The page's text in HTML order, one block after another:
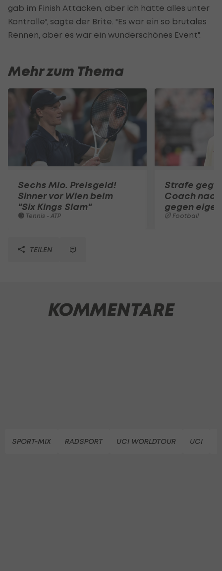
gab im Finish Attacken, aber ich hatte alles unter
Kontrolle", sagte der Brite. "Es war ein so brutales
Rennen, aber es war ein wunderschönes Event".
Mehr zum Thema
Sechs Mio. Preisgeld!
Sinner vor Wien beim
"Six Kings Slam"
Tennis - ATP
Strafe
Coach
gegen
Football
TEILEN
KOMMENTARE
SPORT-MIX RADSPORT UCI WORLDTOUR UCI